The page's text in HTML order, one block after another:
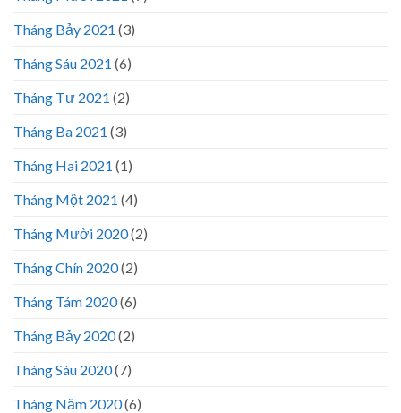
Tháng Bảy 2021 (3)
Tháng Sáu 2021 (6)
Tháng Tư 2021 (2)
Tháng Ba 2021 (3)
Tháng Hai 2021 (1)
Tháng Một 2021 (4)
Tháng Mười 2020(2)
Tháng Chín 2020(2)
Tháng Tám 2020(6)
Tháng Bảy 2020(2)
Tháng Sáu 2020(7)
Tháng Năm 2020(6)